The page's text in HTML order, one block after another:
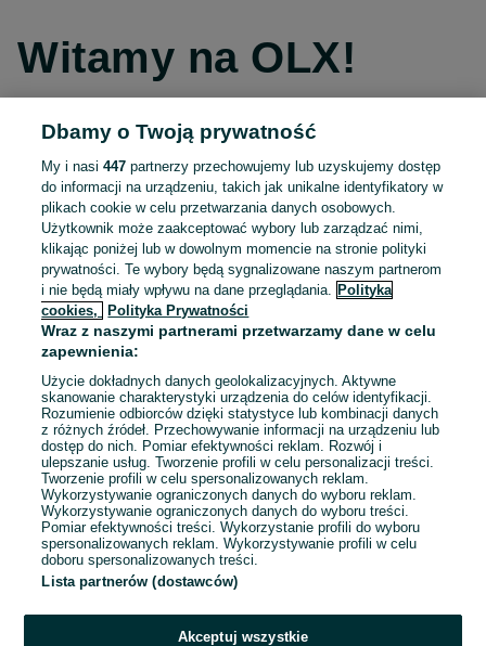
Witamy na OLX!
Kontynuuj przez Facebooka
Kontynuuj przez konto Apple
Kontynuuj przez konto Google
LUB
E-mail
Hasło
Dbamy o Twoją prywatność
My i nasi447 partnerzy przechowujemy lub uzyskujemy dostęp
do informacji na urządzeniu, takich jak unikalne identyfikatory w
plikach cookie w celu przetwarzania danych osobowych.
Użytkownik może zaakceptować wybory lub zarządzać nimi,
klikając poniżej lub w dowolnym momencie na stronie polityki
prywatności. Te wybory będą sygnalizowane naszym partnerom
i nie będą miały wpływu na dane przeglądania.
Polityka
cookies,
Polityka Prywatności
Wraz z naszymi partnerami przetwarzamy dane w celu
zapewnienia:
Użycie dokładnych danych geolokalizacyjnych. Aktywne
skanowanie charakterystyki urządzenia do celów identyfikacji.
Rozumienie odbiorców dzięki statystyce lub kombinacji danych
z różnych źródeł. Przechowywanie informacji na urządzeniu lub
dostęp do nich. Pomiar efektywności reklam. Rozwój i
ulepszanie usług. Tworzenie profili w celu personalizacji treści.
Tworzenie profili w celu spersonalizowanych reklam.
Wykorzystywanie ograniczonych danych do wyboru reklam.
Wykorzystywanie ograniczonych danych do wyboru treści.
Pomiar efektywności treści. Wykorzystanie profili do wyboru
spersonalizowanych reklam. Wykorzystywanie profili w celu
doboru spersonalizowanych treści.
Lista partnerów (dostawców)
Akceptuj wszystkie